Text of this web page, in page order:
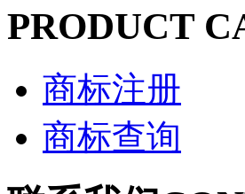
PRODUCT
商标注册
商标查询